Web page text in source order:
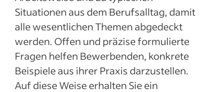
Situationen aus dem Berufsalltag, damit
alle wesentlichen Themen abgedeckt
werden. Offen und präzise formulierte
Fragen helfen Bewerbenden, konkrete
Beispiele aus ihrer Praxis darzustellen.
Auf diese Weise erhalten Sie ein